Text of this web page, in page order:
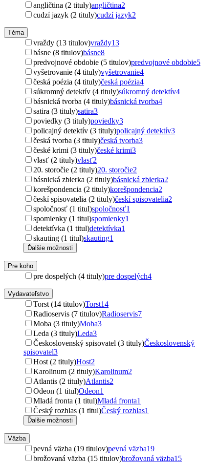
angličtina (2 tituly)angličtina2
cudzí jazyk (2 tituly)cudzí jazyk2
Téma
vraždy (13 titulov)vraždy13
básne (8 titulov)básne8
predvojnové obdobie (5 titulov)predvojnové obdobie5
vyšetrovanie (4 tituly)vyšetrovanie4
česká poézia (4 tituly)česká poézia4
súkromný detektív (4 tituly)súkromný detektív4
básnická tvorba (4 tituly)básnická tvorba4
satira (3 tituly)satira3
poviedky (3 tituly)poviedky3
policajný detektív (3 tituly)policajný detektív3
česká tvorba (3 tituly)česká tvorba3
české krimi (3 tituly)české krimi3
vlasť (2 tituly)vlasť2
20. storočie (2 tituly)20. storočie2
básnická zbierka (2 tituly)básnická zbierka2
korešpondencia (2 tituly)korešpondencia2
českí spisovatelia (2 tituly)českí spisovatelia2
spoločnosť (1 titul)spoločnosť1
spomienky (1 titul)spomienky1
detektívka (1 titul)detektívka1
skauting (1 titul)skauting1
Ďalšie možnosti
Pre koho
pre dospelých (4 tituly)pre dospelých4
Vydavateľstvo
Torst (14 titulov)Torst14
Radioservis (7 titulov)Radioservis7
Moba (3 tituly)Moba3
Leda (3 tituly)Leda3
Československý spisovatel (3 tituly)Československý
spisovatel3
Host (2 tituly)Host2
Karolinum (2 tituly)Karolinum2
Atlantis (2 tituly)Atlantis2
Odeon (1 titul)Odeon1
Mladá fronta (1 titul)Mladá fronta1
Český rozhlas (1 titul)Český rozhlas1
Ďalšie možnosti
Väzba
pevná väzba (19 titulov)pevná väzba19
brožovaná väzba (15 titulov)brožovaná väzba15